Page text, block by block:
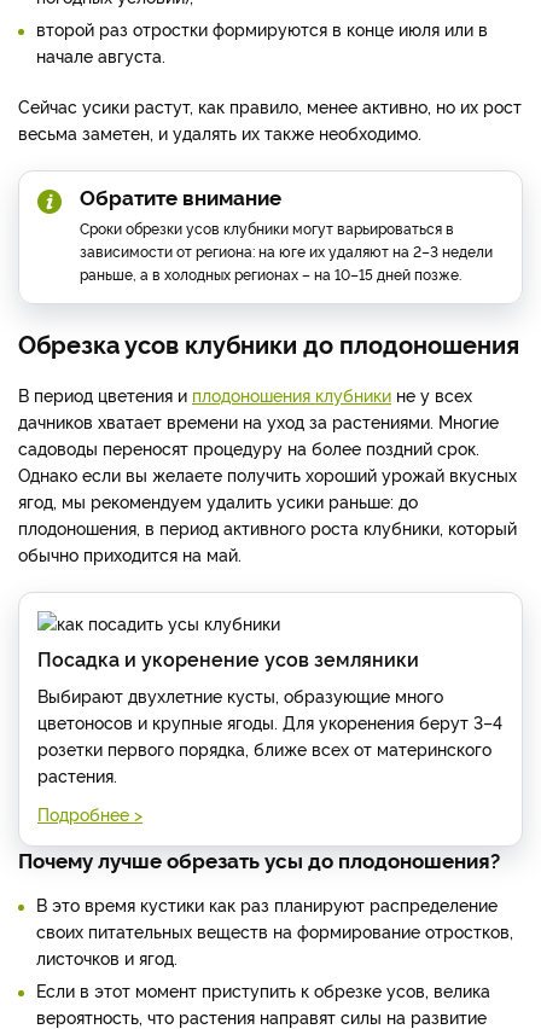
второй раз отростки формируются в конце июля или в
начале августа.
Сейчас усики растут, как правило, менее активно, но их рост
весьма заметен, и удалять их также необходимо.
Обратите внимание
Сроки обрезки усов клубники могут варьироваться в
зависимости от региона: на юге их удаляют на 2–3 недели
раньше, а в холодных регионах – на 10–15 дней позже.
Обрезка усов клубники до плодоношения
В период цветения и плодоношения клубники не у всех
дачников хватает времени на уход за растениями. Многие
садоводы переносят процедуру на более поздний срок.
Однако если вы желаете получить хороший урожай вкусных
ягод, мы рекомендуем удалить усики раньше: до
плодоношения, в период активного роста клубники, который
обычно приходится на май.
Посадка и укоренение усов земляники
Выбирают двухлетние кусты, образующие много
цветоносов и крупные ягоды. Для укоренения берут 3–4
розетки первого порядка, ближе всех от материнского
растения.
Подробнее >
Почему лучше обрезать усы до плодоношения?
В это время кустики как раз планируют распределение
своих питательных веществ на формирование отростков,
листочков и ягод.
Если в этот момент приступить к обрезке усов, велика
вероятность, что растения направят силы на развитие